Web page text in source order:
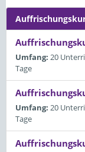
Umfang: 20
Tage
Umfang: 20
Tage